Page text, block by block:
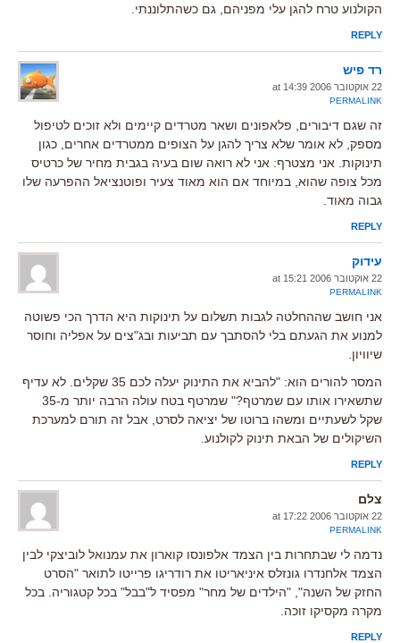
הקולנוע טרח להגן עלי מפניהם, גם כשהתלוננתי.
REPLY
רד פיש
22 אוקטובר 2006 at 14:39
PERMALINK
זה שגם דיבורים, פלאפונים ושאר מטרדים קיימים ולא זוכים לטיפול
מספק, לא אומר שלא צריך להגן על הצופים ממטרדים אחרים, כגון
תינוקות. אני מצטרף: אני לא רואה שום בעיה בגבית מחיר של כרטיס
מכל צופה שהוא, במיוחד אם הוא מאוד צעיר ופוטנציאל ההפרעה שלו
גבוה מאוד.
REPLY
עידוק
22 אוקטובר 2006 at 15:21
PERMALINK
אני חושב שההחלטה לגבות תשלום על תינוקות היא הדרך הכי פשוטה
למנוע את הגעתם בלי להסתבך עם תביעות ובג"צים על אפליה וחוסר
שיוויון.
המסר להורים הוא: "להביא את התינוק יעלה לכם 35 שקלים. לא עדיף
שתשאירו אותו עם שמרטף?" שמרטף בטח עולה הרבה יותר מ-35
שקל לשעתיים ומשהו ברוטו של יציאה לסרט, אבל זה תורם למערכת
השיקולים של הבאת תינוק לקולנוע.
REPLY
צלם
22 אוקטובר 2006 at 17:22
PERMALINK
נדמה לי שבתחרות בין הצמד אלפונסו קוארון את עמנואל לוביצקי לבין
הצמד אלחנדרו גונזלס איניאריטו את רודריגו פרייטו לתואר "הסרט
החזק של השנה", "הילדים של מחר" מפסיד ל"בבל" בכל קטגוריה. בכל
מקרה מקסיקו זוכה.
REPLY